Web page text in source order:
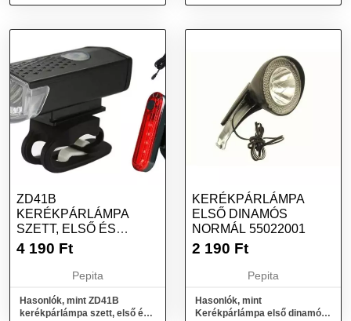
kerékpárlámpa, (fényáram
mini 2LED 8920256
ZD41B
KERÉKPÁRLÁMPA
SZETT, ELSŐ ÉS
HÁTSÓ
4 190 Ft
Pepita
Hasonlók, mint ZD41B
kerékpárlámpa szett, első és
KERÉKPÁRLÁMPA
ELSŐ DINAMÓS
NORMÁL 55022001
2 190 Ft
Pepita
Hasonlók, mint
Kerékpárlámpa első dinamós